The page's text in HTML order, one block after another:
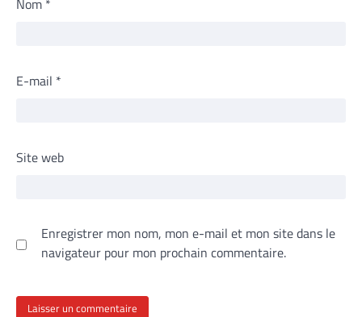
Nom *
E-mail *
Site web
Enregistrer mon nom, mon e-mail et mon site dans le
navigateur pour mon prochain commentaire.